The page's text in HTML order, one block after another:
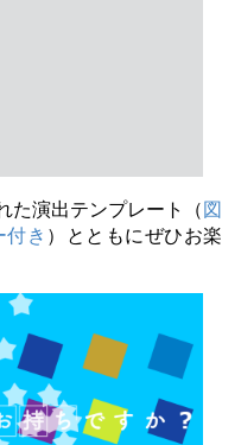
た演出テンプレート（図
き ）とともにぜひお楽